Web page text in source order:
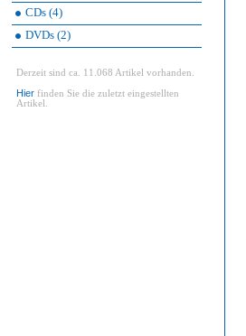
CDs (4)
DVDs (2)
Derzeit sind ca. 11.068 Artikel vorhanden.
Hier finden Sie die zuletzt eingestellten
Artikel.